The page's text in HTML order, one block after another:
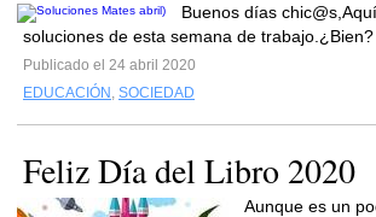
Buenos días
soluciones de esta semana de trabajo.¿Bien?
Publicado el 24 abril 2020
EDUCACIÓN , SOCIEDAD
Feliz Día del Libro 2020
Aunque es un